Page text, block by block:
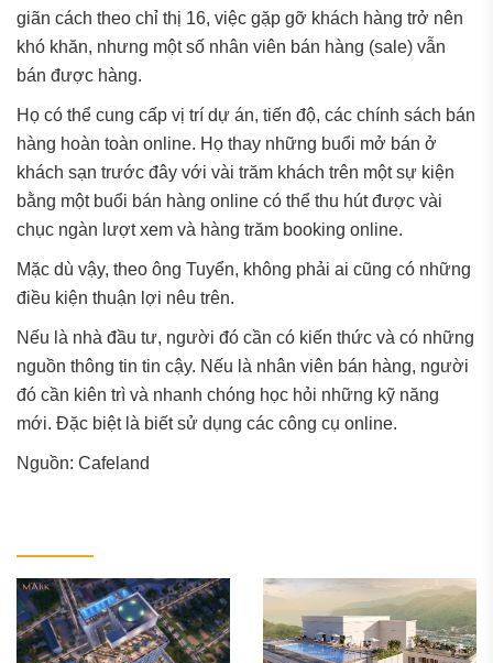
giãn cách theo chỉ thị 16, việc gặp gỡ khách hàng trở nên
khó khăn, nhưng một số nhân viên bán hàng (sale) vẫn
bán được hàng.
Họ có thể cung cấp vị trí dự án, tiến độ, các chính sách bán
hàng hoàn toàn online. Họ thay những buổi mở bán ở
khách sạn trước đây với vài trăm khách trên một sự kiện
bằng một buổi bán hàng online có thể thu hút được vài
chục ngàn lượt xem và hàng trăm booking online.
Mặc dù vậy, theo ông Tuyển, không phải ai cũng có những
điều kiện thuận lợi nêu trên.
Nếu là nhà đầu tư, người đó cần có kiến thức và có những
nguồn thông tin tin cậy. Nếu là nhân viên bán hàng, người
đó cần kiên trì và nhanh chóng học hỏi những kỹ năng
mới. Đặc biệt là biết sử dụng các công cụ online.
Nguồn: Cafeland